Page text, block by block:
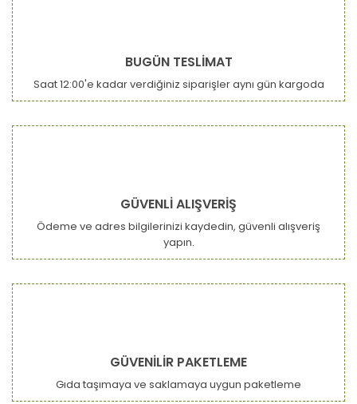
BUGÜN TESLİMAT
Saat 12:00'e kadar verdiğiniz siparişler aynı gün kargoda
GÜVENLİ ALIŞVERİŞ
Ödeme ve adres bilgilerinizi kaydedin, güvenli alışveriş
yapın.
GÜVENİLİR PAKETLEME
Gıda taşımaya ve saklamaya uygun paketleme